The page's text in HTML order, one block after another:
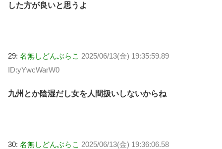
した方が良いと思うよ
29: 名無しどんぶらこ 2025/06/13(金) 19:35:59.89
ID:yYwcWarW0
九州とか陰湿だし女を人間扱いしないからね
30: 名無しどんぶらこ 2025/06/13(金) 19:36:06.58